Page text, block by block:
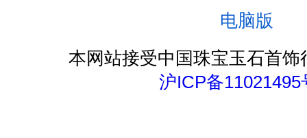
电脑版
本网站接受中国珠宝玉石首饰
沪ICP备11021495